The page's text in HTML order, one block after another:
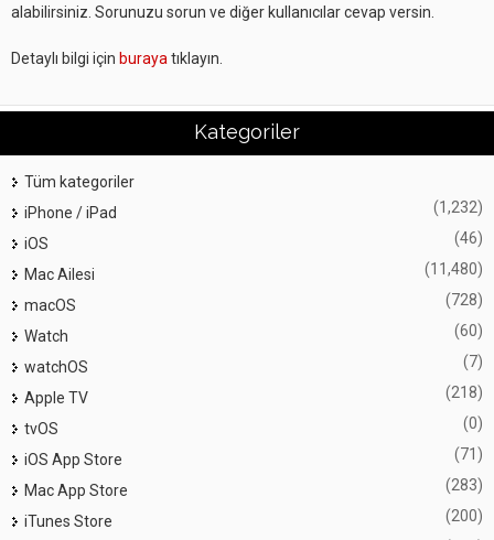
alabilirsiniz. Sorunuzu sorun ve diğer kullanıcılar cevap versin.
Detaylı bilgi için buraya tıklayın.
Kategoriler
Tüm kategoriler
iPhone / iPad
(1,232)
iOS (46)
Mac Ailesi (11,480)
macOS (728)
Watch (60)
watchOS (7)
Apple TV (218)
tvOS (0)
iOS App Store (71)
Mac App Store (283)
iTunes Store
(200)